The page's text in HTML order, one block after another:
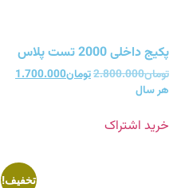
پکیج داخلی 2000 تست پلاس
تومان2.800.000تومان1.700.000
هر سال
خرید اشتراک
تخفیف!